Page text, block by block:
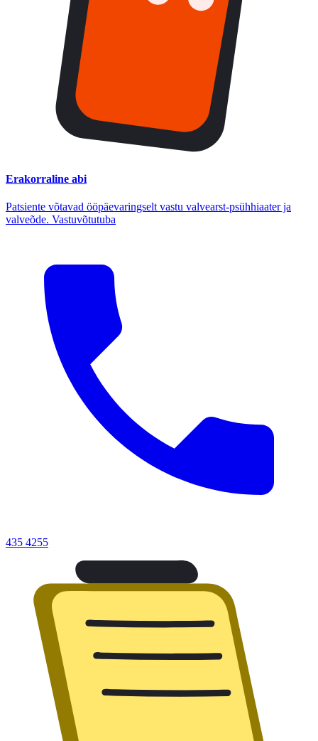
Erakorraline abi
Patsiente võtavad ööpäevaringselt vastu valvearst-psühhiaater ja
valveõde. Vastuvõtutuba
435 4255